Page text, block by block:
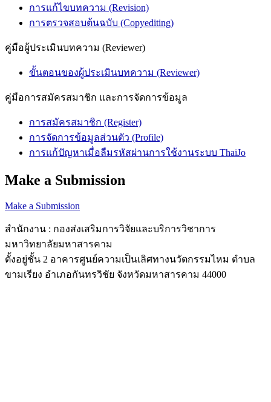
การแก้ไขบทความ (Revision)
การตรวจสอบต้นฉบับ (Copyediting)
คู่มือผู้ประเมินบทความ (Reviewer)
ขั้นตอนของผู้ประเมินบทความ (Reviewer)
คู่มือการสมัครสมาชิก และการจัดการข้อมูล
การสมัครสมาชิก (Register)
การจัดการข้อมูลส่วนตัว (Profile)
การแก้ปัญหาเมื่อลืมรหัสผ่านการใช้งานระบบ ThaiJo
Make a Submission
Make a Submission
สำนักงาน : กองส่งเสริมการวิจัยและบริการวิชาการ
มหาวิทยาลัยมหาสารคาม
ตั้งอยู่ชั้น 2 อาคารศูนย์ความเป็นเลิศทางนวัตกรรมไหม ตำบล
ขามเรียง อำเภอกันทรวิชัย จังหวัดมหาสารคาม 44000